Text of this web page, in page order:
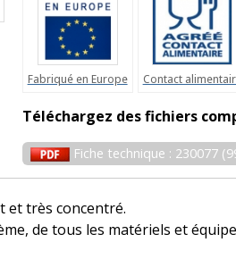
Fabriqué en Europe Contact
Téléchargez des fichiers
Fiche technique : 230077
et très concentré.
de tous les matériels et